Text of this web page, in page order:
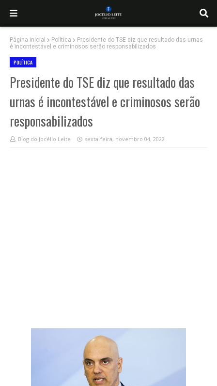
Página inicial Política
Presidente do TSE diz que resultado das urnas
é incontestável e criminosos serão responsabilizados
POLÍTICA
Presidente do TSE diz que resultado das
urnas é incontestável e criminosos serão
responsabilizados
Blog do Jocélio Leite sexta-feira, novembro 04, 2022